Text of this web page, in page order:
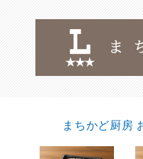
まちかど厨房